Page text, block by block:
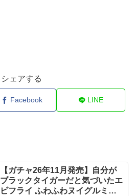
シェアする
Facebook LINE
【ガチャ26年11月発売】自分が
ブラックタイガーだと気づいたエ
ビフライ ふわふわヌイグルミ